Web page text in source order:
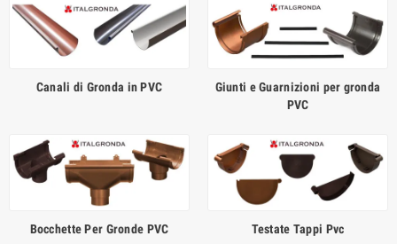
Canali di Gronda in PVC
Giunti e Guarnizioni per gronda
PVC
Bocchette Per Gronde PVC Testate Tappi Pvc